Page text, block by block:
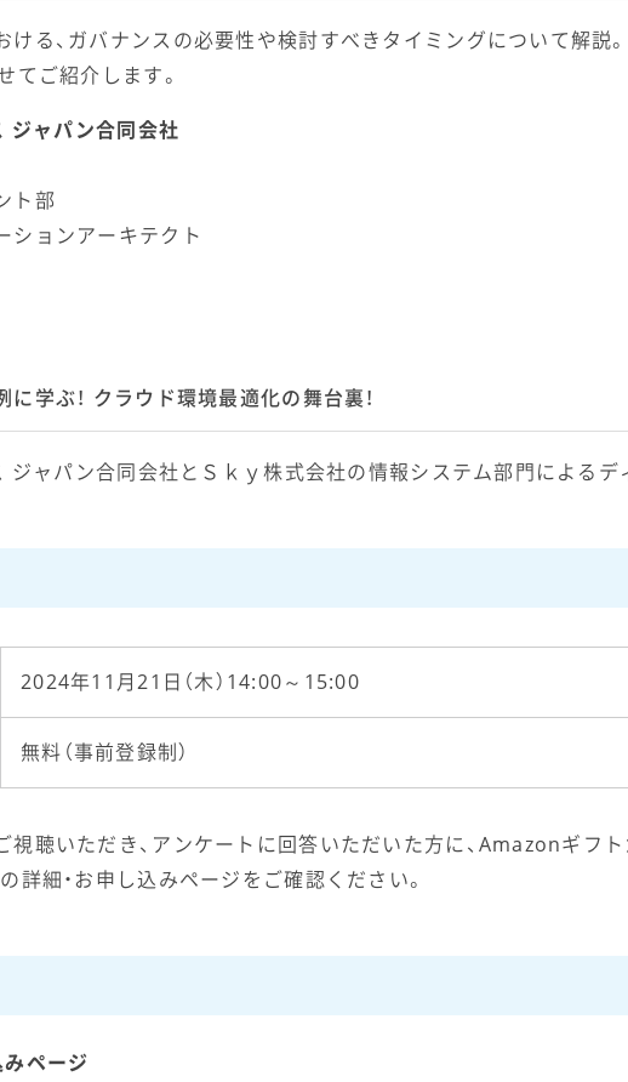
ける、ガバナンスの必要性や検討すべきタイミングについて解説
てご紹介します。
ジャパン合同会社
ト部
ションアーキテクト
学ぶ！ クラウド環境最適化の舞台裏！
ャパン合同会社とＳｋｙ株式会社の情報システム部門によるデ
2024年11月21日（木）14:00～15:00
無料（事前登録制）
視聴いただき、アンケートに回答いただいた方に、Amazonギフ
詳細・お申し込みページをご確認ください。
ページ